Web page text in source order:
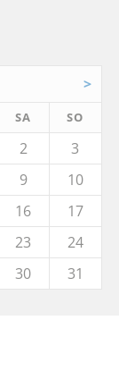
>
SA SO
2
3
9
10
16
17
23
24
30 31